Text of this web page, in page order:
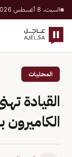
السبت، 8 أغسطس 2026 · 25 صفر 1448 هـ
المحليات
القيادة
الكاميرون